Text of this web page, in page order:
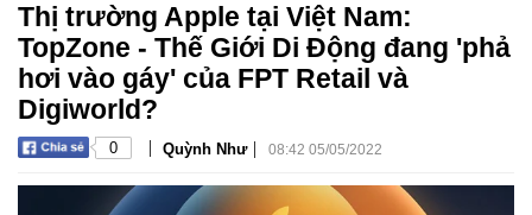
Thị trường Apple tại Việt Nam:
TopZone - Thế Giới Di Động đang 'phả
hơi vào gáy' của FPT Retail và
Digiworld?
0 | Quỳnh Như | 08:42 05/05/2022